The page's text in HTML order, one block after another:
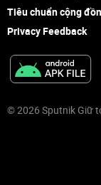
Tiêu chuẩn cộng
Privacy Feedback
© 2026 Sputnik Giữ